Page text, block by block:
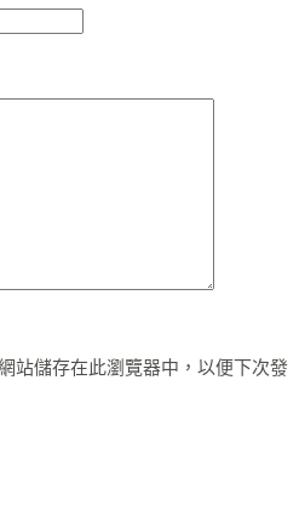
站儲存在此瀏覽器中，以便下次發